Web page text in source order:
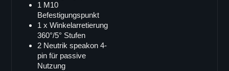
SB-15
X-ray sub
Doppel 15"
1 M10
Befestigungspunkt
1 x Winkelarretierung
360°/5° Stufen
2 Neutrik speakon 4-
pin für passive
Nutzung